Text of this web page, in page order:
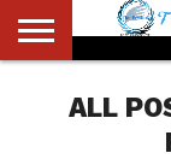
ACCOUNT
AUTHORS
LIST
FULL-
WIDTH
HOME
LATEST
NEWS
LOGIN
LOGOUT
MEMBERS
PASSWORD
RESET
REGISTER
SAMPLE
PAGE
TYPOGRAPHY
USER
ALL